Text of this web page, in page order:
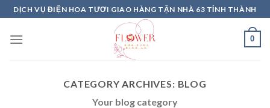
Skip
to
content
DỊCH VỤ ĐIỆN HOA TƯƠI GIAO HÀNG TẬN NHÀ 63 TỈNH THÀNH
0
CATEGORY ARCHIVES: BLOG
Your blog category